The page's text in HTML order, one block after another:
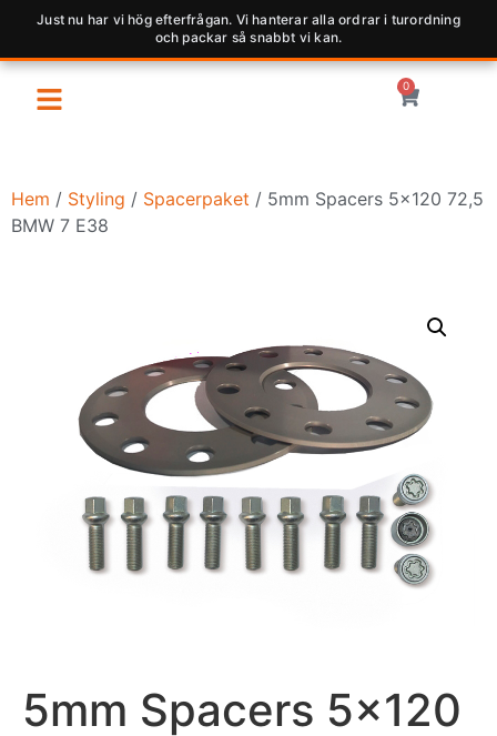
Just nu har vi hög efterfrågan. Vi hanterar alla ordrar i turordning
och packar så snabbt vi kan.
0
Hem / Styling / Spacerpaket / 5mm Spacers 5×120 72,5
BMW 7 E38
5mm Spacers 5×120